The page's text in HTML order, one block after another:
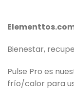
Bienestar,
Pulse Pro es
frío/calor para